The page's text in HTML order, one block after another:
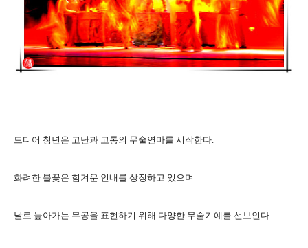
드디어 청년은 고난과 고통의 무술연마를 시작한다.
화려한 불꽃은 힘겨운 인내를 상징하고 있으며
날로 높아가는 무공을 표현하기 위해 다양한 무술기예를 선보인다.